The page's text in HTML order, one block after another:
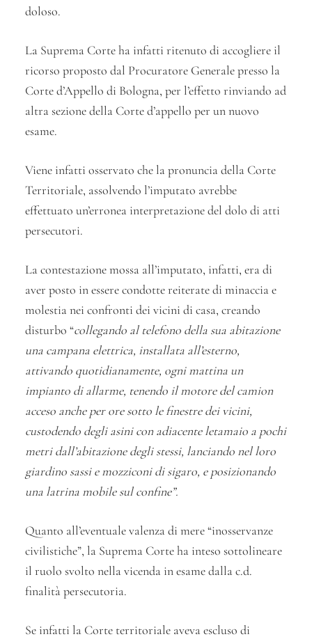
doloso.
La Suprema Corte ha infatti ritenuto di accogliere il
ricorso proposto dal Procuratore Generale presso la
Corte d’Appello di Bologna, per l’effetto rinviando ad
altra sezione della Corte d’appello per un nuovo
esame.
Viene infatti osservato che la pronuncia della Corte
Territoriale, assolvendo l’imputato avrebbe
effettuato un’erronea interpretazione del dolo di atti
persecutori.
La contestazione mossa all’imputato, infatti, era di
aver posto in essere condotte reiterate di minaccia e
molestia nei confronti dei vicini di casa, creando
disturbo “collegando al telefono della sua abitazione
una campana elettrica, installata all’esterno,
attivando quotidianamente, ogni mattina un
impianto di allarme, tenendo il motore del camion
acceso anche per ore sotto le finestre dei vicini,
custodendo degli asini con adiacente letamaio a pochi
metri dall’abitazione degli stessi, lanciando nel loro
giardino sassi e mozziconi di sigaro, e posizionando
una latrina mobile sul confine”.
Quanto all’eventuale valenza di mere “inosservanze
civilistiche”, la Suprema Corte ha inteso sottolineare
il ruolo svolto nella vicenda in esame dalla c.d.
finalità persecutoria.
Se infatti la Corte territoriale aveva escluso di